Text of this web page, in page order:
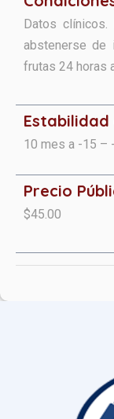
Datos clínicos.
abstenerse de
frutas 24 horas
10 mes a -15 –
Precio
$45.00